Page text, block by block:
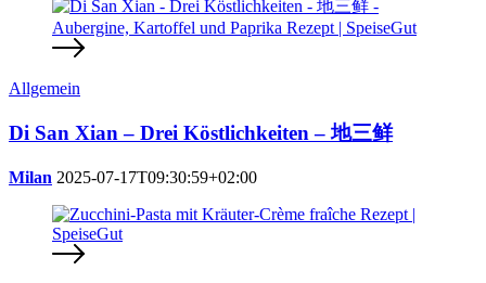
Allgemein
Di San Xian – Drei Köstlichkeiten – 地三鲜
Milan 2025-07-17T09:30:59+02:00